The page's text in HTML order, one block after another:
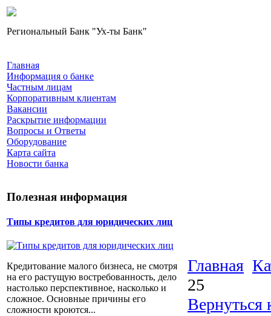
Региональный Банк "Ух-ты Банк"
Главная
Информация о банке
Частным лицам
Корпоративным клиентам
Вакансии
Раскрытие информации
Вопросы и Ответы
Оборудование
Карта сайта
Новости банка
Полезная информация
Типы кредитов для юридических лиц
Кредитование малого бизнеса, не смотря
на его растущую востребованность, дело
настолько перспективное, насколько и
сложное. Основные причины его
сложности кроются...
Главная
25